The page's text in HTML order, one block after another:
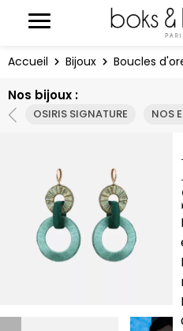
Accueil Bijoux Boucles
Nos bijoux :
OSIRIS SIGNATURE NOS
Panneau de gestion des